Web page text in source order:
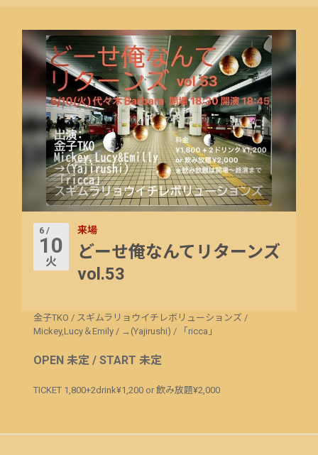
6 /
10
火
来場
どーせ俺なんてリターンズ
vol.53
金子TKO / スギムラリョウイチレボリューションズ /
Mickey,Lucy＆Emily / →(Yajirushi) / 「ricca」
OPEN 未定 / START 未定
TICKET 1,800+2drink¥1,200 or 飲み放題¥2,000